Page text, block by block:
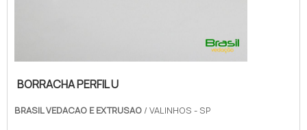
BORRACHA PERFIL U
BRASIL VEDACAO E EXTRUSAO / VALINHOS - SP